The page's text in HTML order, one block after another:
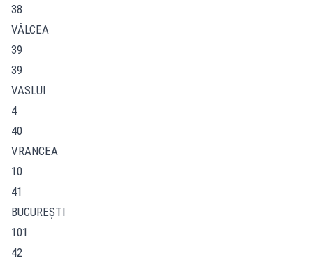
38
VÂLCEA
39
39
VASLUI
4
40
VRANCEA
10
41
BUCUREŞTI
101
42